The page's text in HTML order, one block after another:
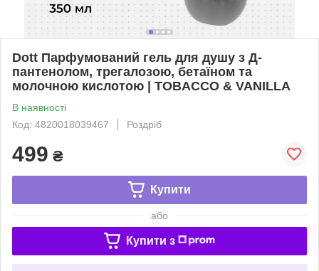
Dott Парфумований гель для душу з Д-
пантенолом, трегалозою, бетаїном та
молочною кислотою | TOBACCO & VANILLA
В наявності
Код: 4820018039467
Роздріб
499 ₴
Купити
або
Купити з